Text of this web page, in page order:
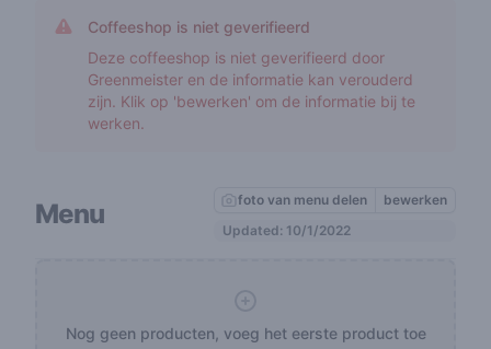
Coffeeshop is niet geverifieerd
Deze coffeeshop is niet geverifieerd door
Greenmeister en de informatie kan verouderd
zijn. Klik op 'bewerken' om de informatie bij te
werken.
Menu foto van menu delen
bewerken
Updated: 10/1/2022
Nog geen producten, voeg het eerste product toe